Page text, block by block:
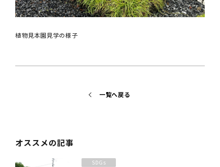
植物見本園見学の様子
一覧へ戻る
オススメの記事
SDGs